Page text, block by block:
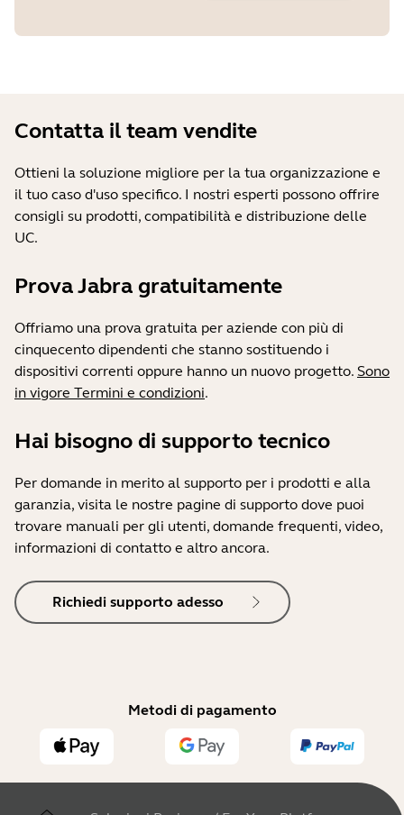
Contatta il team vendite
Ottieni la soluzione migliore per la tua organizzazione e
il tuo caso d'uso specifico. I nostri esperti possono offrire
consigli su prodotti, compatibilità e distribuzione delle
UC.
Prova Jabra gratuitamente
Offriamo una prova gratuita per aziende con più di
cinquecento dipendenti che stanno sostituendo i
dispositivi correnti oppure hanno un nuovo progetto. Sono
in vigore Termini e condizioni.
Hai bisogno di supporto tecnico
Per domande in merito al supporto per i prodotti e alla
garanzia, visita le nostre pagine di supporto dove puoi
trovare manuali per gli utenti, domande frequenti, video,
informazioni di contatto e altro ancora.
Richiedi supporto adesso
Metodi di pagamento